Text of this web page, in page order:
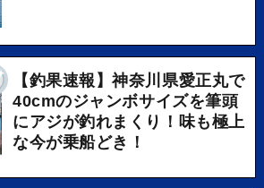
【釣果速報】神奈川県愛正丸で
40cmのジャンボサイズを筆頭
にアジが釣れまくり！味も極上
な今が乗船どき！